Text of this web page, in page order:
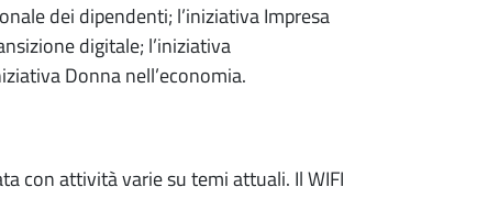
dei dipendenti; l’iniziativa Impresa
digitale; l’iniziativa
Donna nell’economia.
con attività varie su temi attuali. Il WIFI